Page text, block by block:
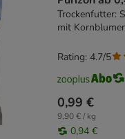
Trockenfutter:
mit
0,99 €
9,90 € / kg
0,94 €
Rating: 4.7/5